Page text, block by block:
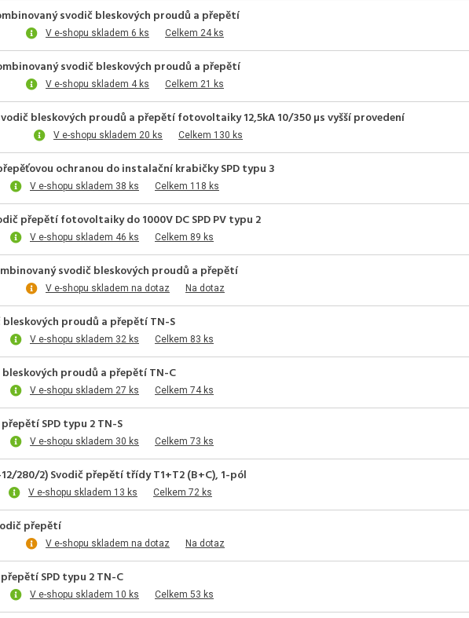
svodič bleskových proudů a přepětí
V e-shopu skladem 6 ks Celkem 24 ks
svodič bleskových proudů a přepětí
V e-shopu skladem 4 ks Celkem 21 ks
bleskových proudů a přepětí fotovoltaiky 12,5kA 10/350 µs vyšší provedení
V e-shopu skladem 20 ks Celkem 130 ks
ochranou do instalační krabičky SPD typu 3
V e-shopu skladem 38 ks Celkem 118 ks
přepětí fotovoltaiky do 1000V DC SPD PV typu 2
V e-shopu skladem 46 ks Celkem 89 ks
svodič bleskových proudů a přepětí
V e-shopu skladem na dotaz Na dotaz
bleskových proudů a přepětí TN-S
V e-shopu skladem 32 ks Celkem 83 ks
bleskových proudů a přepětí TN-C
V e-shopu skladem 27 ks Celkem 74 ks
SPD typu 2 TN-S
V e-shopu skladem 30 ks Celkem 73 ks
12/280/2) Svodič přepětí třídy T1+T2 (B+C), 1-pól
V e-shopu skladem 13 ks Celkem 72 ks
přepětí
V e-shopu skladem na dotaz Na dotaz
SPD typu 2 TN-C
V e-shopu skladem 10 ks Celkem 53 ks